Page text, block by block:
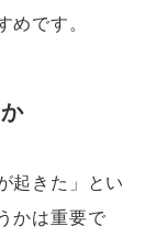
めです。
起きた」とい
かは重要で